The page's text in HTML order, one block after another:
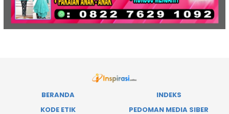
BERANDA
INDEKS
KODE ETIK
PEDOMAN MEDIA SIBER